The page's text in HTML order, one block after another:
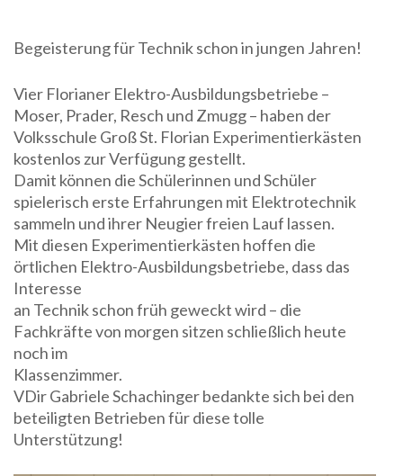
Begeisterung für Technik schon in jungen Jahren!
Vier Florianer Elektro-Ausbildungsbetriebe –
Moser, Prader, Resch und Zmugg – haben der
Volksschule Groß St. Florian Experimentierkästen
kostenlos zur Verfügung gestellt.
Damit können die Schülerinnen und Schüler
spielerisch erste Erfahrungen mit Elektrotechnik
sammeln und ihrer Neugier freien Lauf lassen.
Mit diesen Experimentierkästen hoffen die
örtlichen Elektro-Ausbildungsbetriebe, dass das
Interesse
an Technik schon früh geweckt wird – die
Fachkräfte von morgen sitzen schließlich heute
noch im
Klassenzimmer.
VDir Gabriele Schachinger bedankte sich bei den
beteiligten Betrieben für diese tolle
Unterstützung!